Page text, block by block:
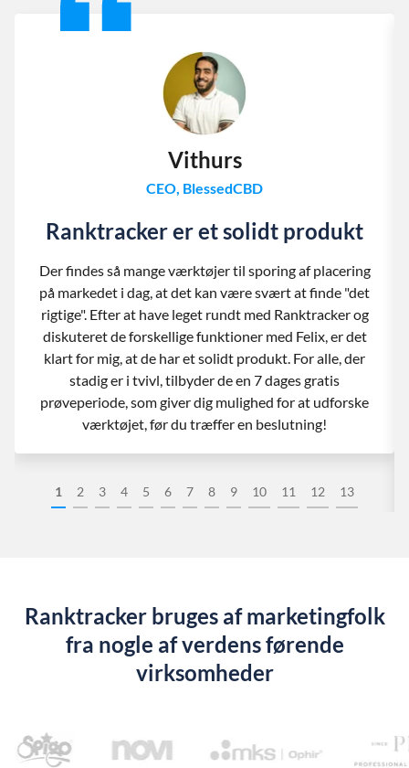
1 2 3 4 5 6 7 8 9 10 11 12 13
Vithurs
CEO, BlessedCBD
Ranktracker er et solidt produkt
Der findes så mange værktøjer til sporing af placering
på markedet i dag, at det kan være svært at finde "det
rigtige". Efter at have leget rundt med Ranktracker og
diskuteret de forskellige funktioner med Felix, er det
klart for mig, at de har et solidt produkt. For alle, der
stadig er i tvivl, tilbyder de en 7 dages gratis
prøveperiode, som giver dig mulighed for at udforske
værktøjet, før du træffer en beslutning!
Ranktracker bruges af marketingfolk
fra nogle af verdens førende
virksomheder